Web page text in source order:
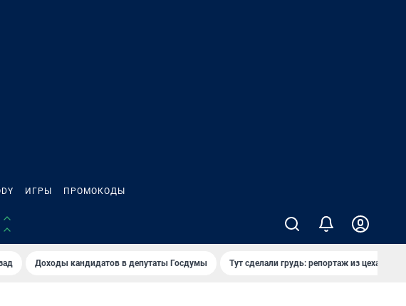
ИГРЫ ПРОМОКОДЫ
Доходы кандидатов в депутаты Госдумы Тут сделали грудь: репортаж из цеха